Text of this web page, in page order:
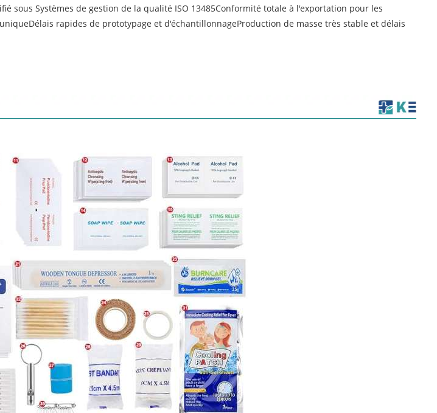
sous Systèmes de gestion de la qualité ISO 13485Conformité totale à l'exportation pour les
rapides de prototypage et d'échantillonnageProduction de masse très stable et délais